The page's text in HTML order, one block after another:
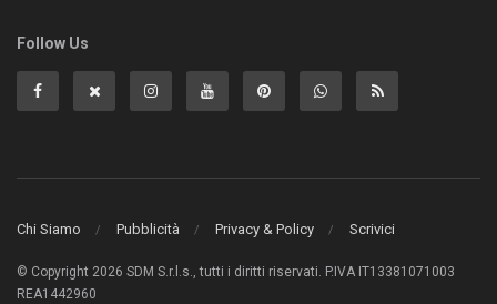
Follow Us
Chi Siamo Pubblicità Privacy & Policy Scrivici
© Copyright 2026 SDM S.r.l.s., tutti i diritti riservati. P.IVA IT13381071003
REA1442960